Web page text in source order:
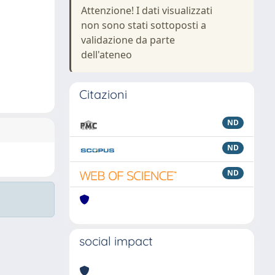
Attenzione! I dati visualizzati
non sono stati sottoposti a
validazione da parte
dell'ateneo
Citazioni
ND
ND
ND
social impact